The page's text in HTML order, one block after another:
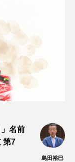
名前
第7
島田裕巳